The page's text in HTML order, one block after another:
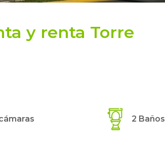
y renta Torre
2 Baños